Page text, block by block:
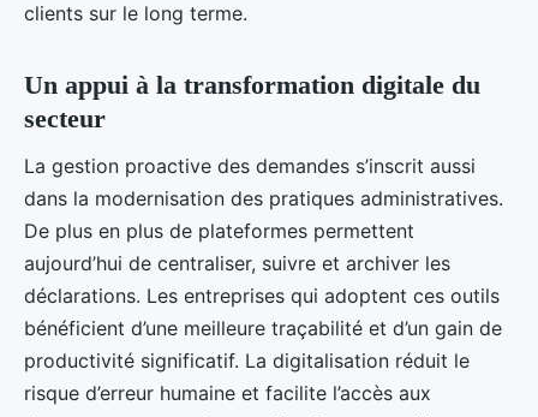
clients sur le long terme.
Un appui à la transformation digitale du
secteur
La gestion proactive des demandes s’inscrit aussi
dans la modernisation des pratiques administratives.
De plus en plus de plateformes permettent
aujourd’hui de centraliser, suivre et archiver les
déclarations. Les entreprises qui adoptent ces outils
bénéficient d’une meilleure traçabilité et d’un gain de
productivité significatif. La digitalisation réduit le
risque d’erreur humaine et facilite l’accès aux